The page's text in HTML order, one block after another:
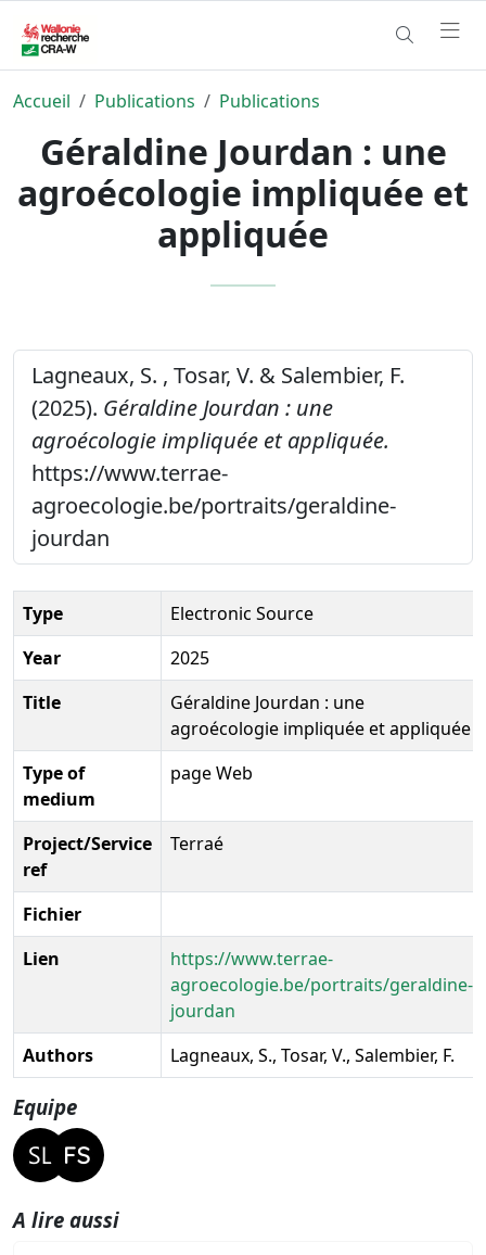
Accueil Publications Publications
Géraldine Jourdan : une
agroécologie impliquée et
appliquée
Lagneaux, S. , Tosar, V. & Salembier, F.
(2025). Géraldine Jourdan : une
agroécologie impliquée et appliquée.
https://www.terrae-
agroecologie.be/portraits/geraldine-
jourdan
Type
Electronic Source
Year
2025
Title
Géraldine Jourdan : une
agroécologie impliquée et appliquée
Type of
medium
page Web
Project/Service
ref
Terraé
Fichier
Lien
https://www.terrae-
agroecologie.be/portraits/geraldine-
jourdan
Authors
Lagneaux, S., Tosar, V., Salembier, F.
Equipe
A lire aussi